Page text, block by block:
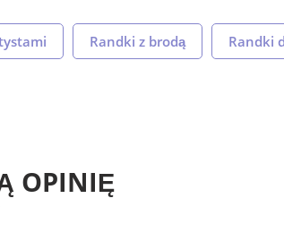
Randki z brodą Randki
OPINIĘ